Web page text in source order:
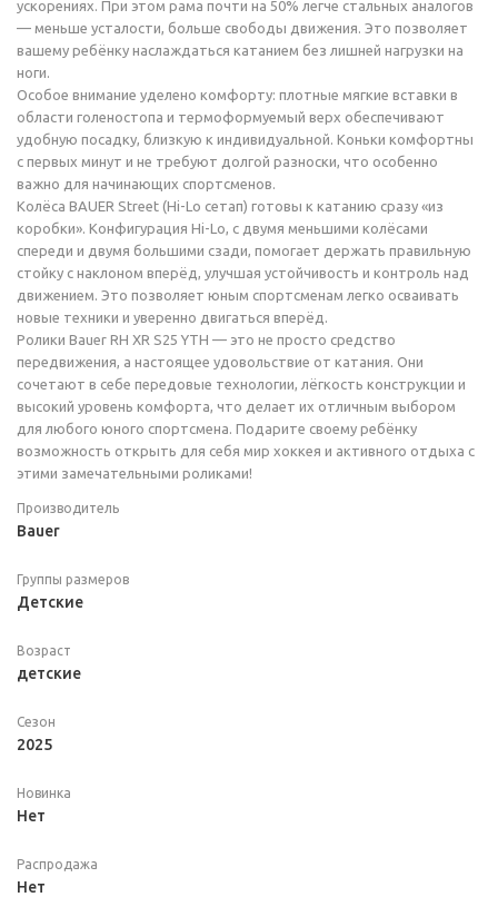
ускорениях. При этом рама почти на 50% легче стальных аналогов
— меньше усталости, больше свободы движения. Это позволяет
вашему ребёнку наслаждаться катанием без лишней нагрузки на
ноги.
Особое внимание уделено комфорту: плотные мягкие вставки в
области голеностопа и термоформуемый верх обеспечивают
удобную посадку, близкую к индивидуальной. Коньки комфортны
с первых минут и не требуют долгой разноски, что особенно
важно для начинающих спортсменов.
Колёса BAUER Street (Hi-Lo сетап) готовы к катанию сразу «из
коробки». Конфигурация Hi-Lo, с двумя меньшими колёсами
спереди и двумя большими сзади, помогает держать правильную
стойку с наклоном вперёд, улучшая устойчивость и контроль над
движением. Это позволяет юным спортсменам легко осваивать
новые техники и уверенно двигаться вперёд.
Ролики Bauer RH XR S25 YTH — это не просто средство
передвижения, а настоящее удовольствие от катания. Они
сочетают в себе передовые технологии, лёгкость конструкции и
высокий уровень комфорта, что делает их отличным выбором
для любого юного спортсмена. Подарите своему ребёнку
возможность открыть для себя мир хоккея и активного отдыха с
этими замечательными роликами!
Производитель
Bauer
Группы размеров
Детские
Возраст
детские
Сезон
2025
Новинка
Нет
Распродажа
Нет